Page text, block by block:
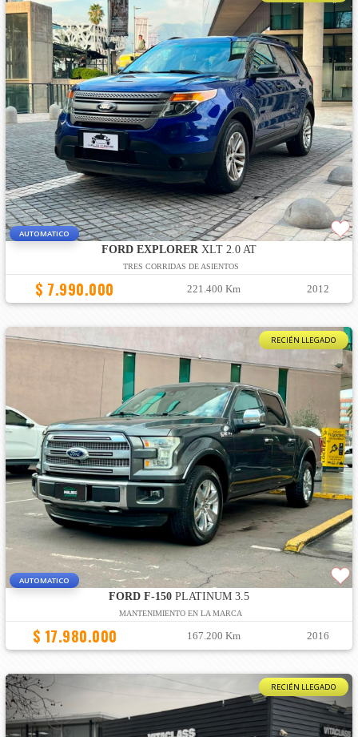
AUTOMATICO
FORD EXPLORERXLT 2.0 AT
TRES CORRIDAS DE ASIENTOS
$ 7.990.000 221.400 Km 2012
RECIÉN LLEGADO
AUTOMATICO
FORD F-150PLATINUM 3.5
MANTENIMIENTO EN LA MARCA
$ 17.980.000 167.200 Km 2016
RECIÉN LLEGADO